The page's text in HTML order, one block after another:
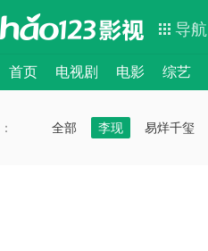
导航
首页 电视剧 电影 综艺
：： 全部 李现 易烊千玺